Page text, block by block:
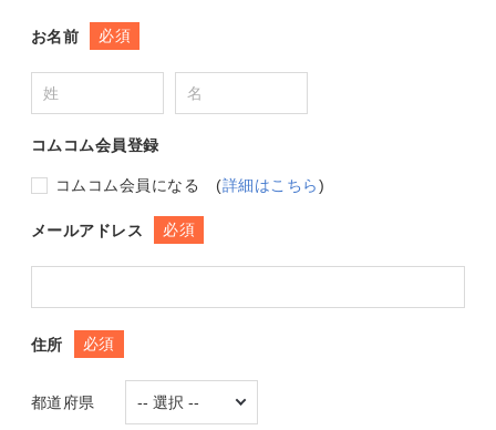
お名前 必須
コムコム会員登録
コムコム会員になる (詳細はこちら)
メールアドレス 必須
住所 必須
都道府県